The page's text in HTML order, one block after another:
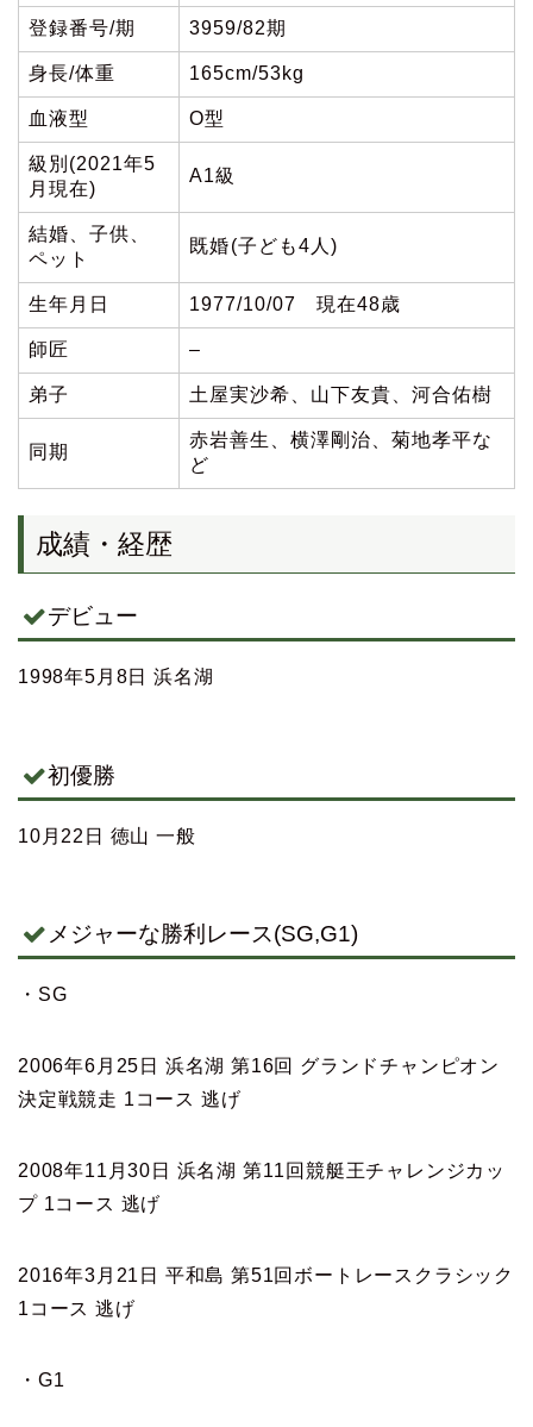
登録番号/期 3959/82期
身長/体重 165cm/53kg
血液型 O型
級別(2021年5
月現在)
A1級
結婚、子供、
ペット
既婚(子ども4人)
生年月日 1977/10/07 現在48歳
師匠 –
弟子 土屋実沙希、山下友貴、河合佑樹
同期
赤岩善生、横澤剛治、菊地孝平な
ど
成績・経歴
デビュー
1998年5月8日 浜名湖
初優勝
10月22日 徳山 一般
メジャーな勝利レース(SG,G1)
・SG
2006年6月25日 浜名湖 第16回 グランドチャンピオン
決定戦競走 1コース 逃げ
2008年11月30日 浜名湖 第11回競艇王チャレンジカッ
プ 1コース 逃げ
2016年3月21日 平和島 第51回ボートレースクラシック
1コース 逃げ
・G1